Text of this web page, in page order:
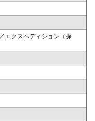
エクスペディション（探